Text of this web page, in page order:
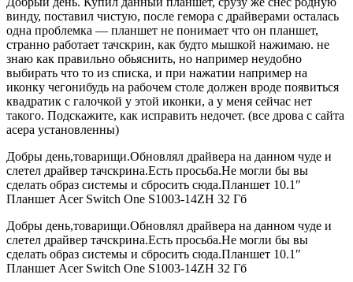
винду, поставил чистую, после гемора с драйверами осталась
одна проблемка — планшет не понимает что он планшет,
странно работает тачскрин, как будто мышкой нажимаю. не
знаю как правильно обьяснить, но например неудобно
выбирать что то из списка, и при нажатии например на
иконку чегонибудь на рабочем столе должен вроде появиться
квадратик с галочкой у этой иконки, а у меня сейчас нет
такого. Подскажите, как исправить недочет. (все дрова с сайта
асера установленны)
Добры день,товарищи.Обновлял драйвера на данном чуде и
слетел драйвер тачскрина.Есть просьба.Не могли бы вы
сделать образ системы и сбросить сюда.Планшет 10.1″
Планшет Acer Switch One S1003-14ZH 32 Гб
Добры день,товарищи.Обновлял драйвера на данном чуде и
слетел драйвер тачскрина.Есть просьба.Не могли бы вы
сделать образ системы и сбросить сюда.Планшет 10.1″
Планшет Acer Switch One S1003-14ZH 32 Гб